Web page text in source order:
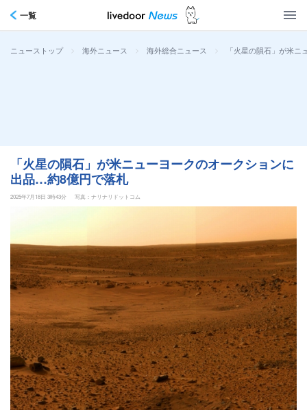
一覧
ニューストップ > 海外ニュース > 海外総合ニュース > 「火星の隕石」が米
「火星の隕石」が米ニューヨークのオークションに
出品…約8億円で落札
2025年7月18日 3時43分 写真：ナリナリドットコム